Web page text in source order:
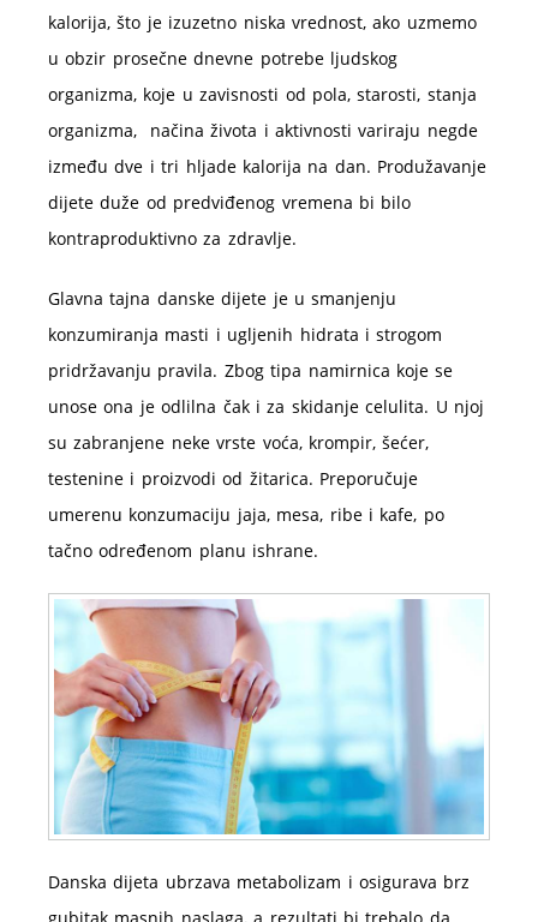
kalorija, što je izuzetno niska vrednost, ako uzmemo
u obzir prosečne dnevne potrebe ljudskog
organizma, koje u zavisnosti od pola, starosti, stanja
organizma, načina života i aktivnosti variraju negde
između dve i tri hljade kalorija na dan. Produžavanje
dijete duže od predviđenog vremena bi bilo
kontraproduktivno za zdravlje.
Glavna tajna danske dijete je u smanjenju
konzumiranja masti i ugljenih hidrata i strogom
pridržavanju pravila. Zbog tipa namirnica koje se
unose ona je odlilna čak i za skidanje celulita. U njoj
su zabranjene neke vrste voća, krompir, šećer,
testenine i proizvodi od žitarica. Preporučuje
umerenu konzumaciju jaja, mesa, ribe i kafe, po
tačno određenom planu ishrane.
Danska dijeta ubrzava metabolizam i osigurava brz